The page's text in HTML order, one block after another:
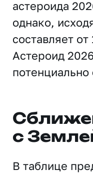
астероида
однако,
составляет
Астероид
с
В таблице